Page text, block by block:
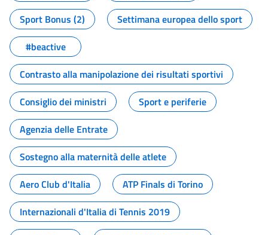
Sport Bonus (2)
Settimana europea dello sport
#beactive
Contrasto alla manipolazione dei risultati sportivi
Consiglio dei ministri
Sport e periferie
Agenzia delle Entrate
Sostegno alla maternità delle atlete
Aero Club d'Italia
ATP Finals di Torino
Internazionali d'Italia di Tennis 2019